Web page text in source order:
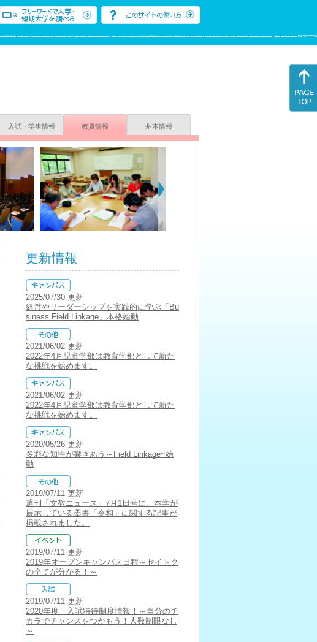
入試・学生情報 教員情報 基本情報
更新情報
2025/07/30 更新
経営やリーダーシップを実践的に学ぶ「Bu
siness Field Linkage」本格始動
2021/06/02 更新
2022年4月児童学部は教育学部として新た
な挑戦を始めます。
2021/06/02 更新
2022年4月児童学部は教育学部として新た
な挑戦を始めます。
2020/05/26 更新
多彩な知性が響きあう～Field Linkage~始
動
2019/07/11 更新
週刊「文教ニュース」7月1日号に、本学が
展示している墨書「令和」に関する記事が
掲載されました。
2019/07/11 更新
2019年オープンキャンパス日程～セイトク
の全てが分かる！～
2019/07/11 更新
2020年度 入試特待制度情報！～自分のチ
カラでチャンスをつかもう！人数制限なし
～